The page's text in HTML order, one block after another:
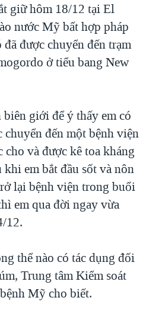
giữ hôm 18/12 tại El
nước Mỹ bất hợp pháp
được chuyển đến trạm
ở tiểu bang New
giới để ý thấy em có
chuyển đến một bệnh viện
cho và được kê toa kháng
em bắt đầu sốt và nôn
lại bệnh viện trong buổi
em qua đời ngay vừa
12.
thể nào có tác dụng đối
Trung tâm Kiểm soát
Mỹ cho biết.